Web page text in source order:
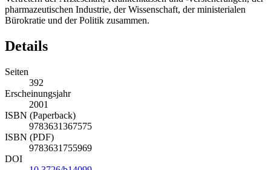
pharmazeutischen Industrie, der Wissenschaft, der ministerialen
Bürokratie und der Politik zusammen.
Details
Seiten
392
Erscheinungsjahr
2001
ISBN (Paperback)
9783631367575
ISBN (PDF)
9783631755969
DOI